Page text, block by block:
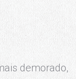
demorado,